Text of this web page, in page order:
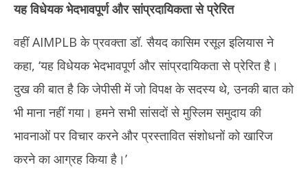
यह विधेयक भेदभावपूर्ण और सांप्रदायिकता से प्रेरित
वहीं AIMPLB के प्रवक्ता डॉ. सैयद कासिम रसूल इलियास ने
कहा, ‘यह विधेयक भेदभावपूर्ण और सांप्रदायिकता से प्रेरित है।
दुख की बात है कि जेपीसी में जो विपक्ष के सदस्य थे, उनकी बात को
भी माना नहीं गया। हमने सभी सांसदों से मुस्लिम समुदाय की
भावनाओं पर विचार करने और प्रस्तावित संशोधनों को खारिज
करने का आग्रह किया है।’